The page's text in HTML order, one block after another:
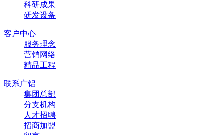
科研成果
研发设备
客户中心
服务理念
营销网络
精品工程
联系广铝
集团总部
分支机构
人才招聘
招商加盟